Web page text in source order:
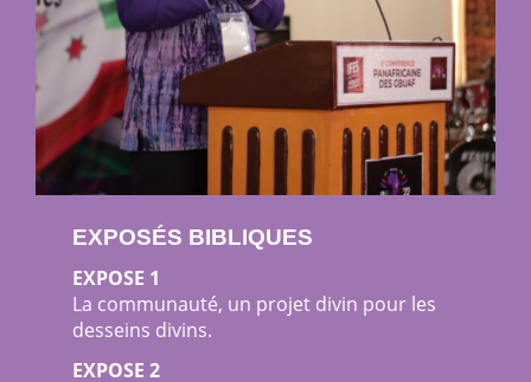
EXPOSÉS BIBLIQUES
EXPOSE 1
La communauté, un projet divin pour les
desseins divins.
EXPOSE 2